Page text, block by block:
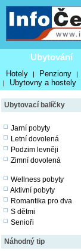
Ubytování
Hotely | Penziony |
| Ubytovny a hostely
Ubytovací balíčky
Jarní pobyty
Letní dovolená
Podzim levněji
Zimní dovolená
Wellness pobyty
Aktivní pobyty
Romantika pro dva
S dětmi
Senioři
Náhodný tip